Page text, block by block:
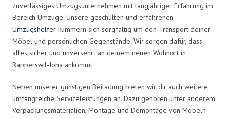
zuverlässiges Umzugsunternehmen mit langjähriger Erfahrung im
Bereich Umzüge. Unsere geschulten und erfahrenen
Umzugshelfer kümmern sich sorgfältig um den Transport deiner
Möbel und persönlichen Gegenstände. Wir sorgen dafür, dass
alles sicher und unversehrt an deinem neuen Wohnort in
Rapperswil-Jona ankommt.
Neben unserer günstigen Beiladung bieten wir dir auch weitere
umfangreiche Serviceleistungen an. Dazu gehören unter anderem:
Verpackungsmaterialien, Montage und Demontage von Möbeln